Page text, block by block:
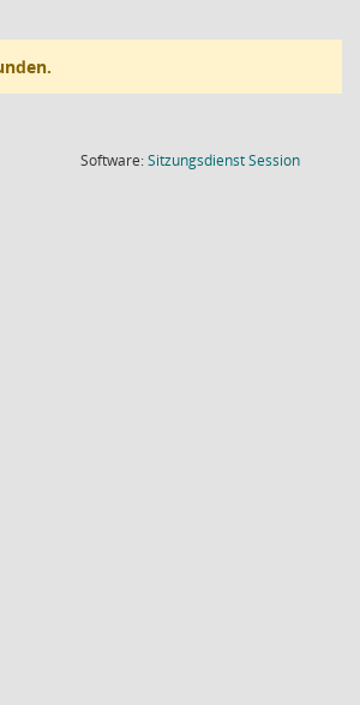
Software:SitzungsdienstSession(Wird in